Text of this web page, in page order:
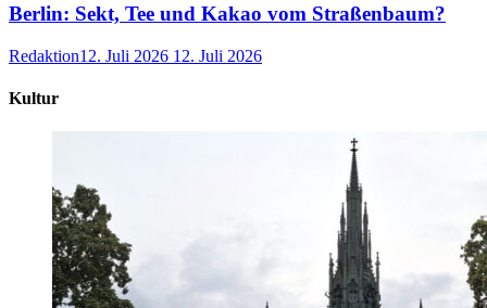
Berlin: Sekt, Tee und Kakao vom Straßenbaum?
Redaktion12. Juli 2026 12. Juli 2026
Kultur